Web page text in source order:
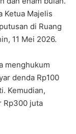
Ketua Majelis
di Ruang
11 Mei 2026.
menghukum
denda Rp100
Kemudian,
Rp300 juta